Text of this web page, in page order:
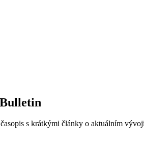
s krátkými články o aktuálním